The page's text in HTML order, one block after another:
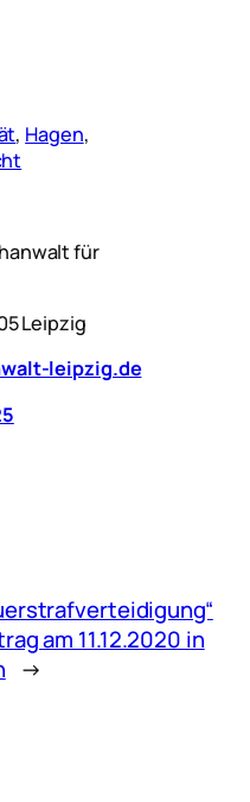
, Hagen
für
Leipzig
leipzig.de
am 11.12.2020 in
→